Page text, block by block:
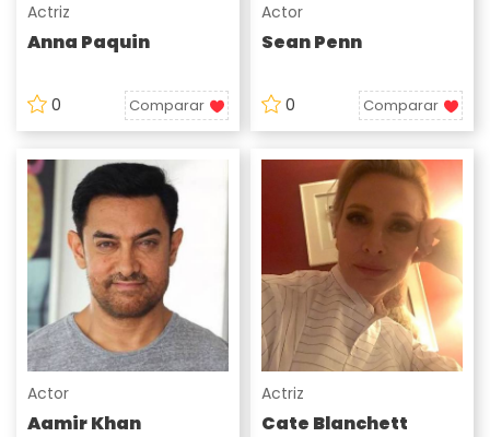
Actriz
Anna Paquin
0 Comparar
Actor
Sean Penn
0 Comparar
Actor
Aamir Khan
Actriz
Cate Blanchett